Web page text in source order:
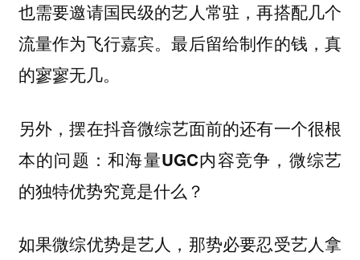
也需要邀请国民级的艺人常驻，再搭配几个
流量作为飞行嘉宾。最后留给制作的钱，真
的寥寥无几。
另外，摆在抖音微综艺面前的还有一个很根
本的问题：和海量UGC内容竞争，微综艺
的独特优势究竟是什么？
如果微综优势是艺人，那势必要忍受艺人拿